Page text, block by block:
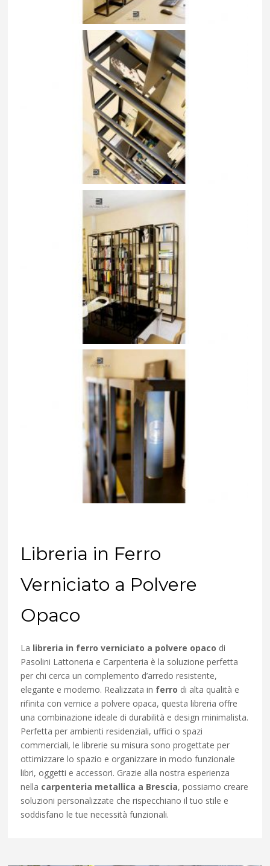
Libreria in Ferro
Verniciato a Polvere
Opaco
La libreria in ferro verniciato a polvere opaco di
Pasolini Lattoneria e Carpenteria è la soluzione perfetta
per chi cerca un complemento d’arredo resistente,
elegante e moderno. Realizzata in ferro di alta qualità e
rifinita con vernice a polvere opaca, questa libreria offre
una combinazione ideale di durabilità e design minimalista.
Perfetta per ambienti residenziali, uffici o spazi
commerciali, le librerie su misura sono progettate per
ottimizzare lo spazio e organizzare in modo funzionale
libri, oggetti e accessori. Grazie alla nostra esperienza
nella carpenteria metallica a Brescia, possiamo creare
soluzioni personalizzate che rispecchiano il tuo stile e
soddisfano le tue necessità funzionali.